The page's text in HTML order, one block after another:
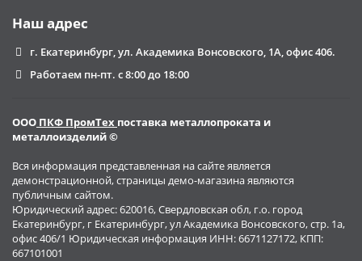
Наш адрес
г. Екатеринбург, ул. Академика Вонсовского, 1А, офис 406.
Работаем пн-пт. с 8:00 до 18:00
ООО ПКФ ПромТех поставка металлопроката и
металлоизделий ©
Вся информация представленная на сайте является
демонстрационной, страницы демо-магазина являются
публичным сайтом.
Юридический адрес: 620016, Свердловская обл, г.о. город
Екатеринбург, г Екатеринбург, ул Академика Вонсовского, стр. 1а,
офис 406/1 Юридическая информация ИНН: 6671127172, КПП:
667101001